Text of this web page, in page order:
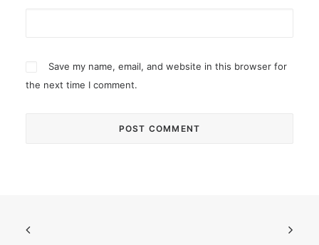
Save my name, email, and website in this browser for
the next time I comment.